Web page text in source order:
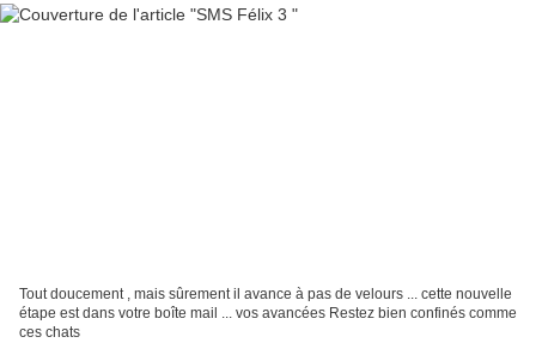
Tout doucement , mais sûrement il avance à pas de velours ... cette nouvelle
étape est dans votre boîte mail ... vos avancées Restez bien confinés comme
ces chats